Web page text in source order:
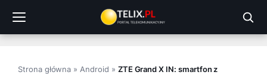
treści
Strona główna » Android » ZTE Grand X IN: smartfon z